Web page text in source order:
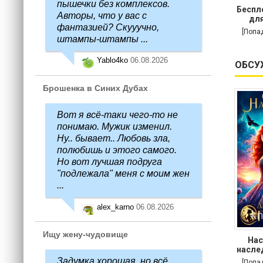
пышечки без комплексов.
Авторы, что у вас с
фантазией? Скууучно,
штампы-штампы ...
Yablo4ko 06.08.2026
Брошенка в Синих Дубах
Вот я всё-таки чего-то не
понимаю. Мужик изменил.
Ну.. бывает.. Любовь зла,
полюбишь и этого самого.
Но вот лучшая подруга
"подлежала" меня с моим жен
...
alex_karno 06.08.2026
Ищу жену-чудовище
Задумка хорошая, но всё